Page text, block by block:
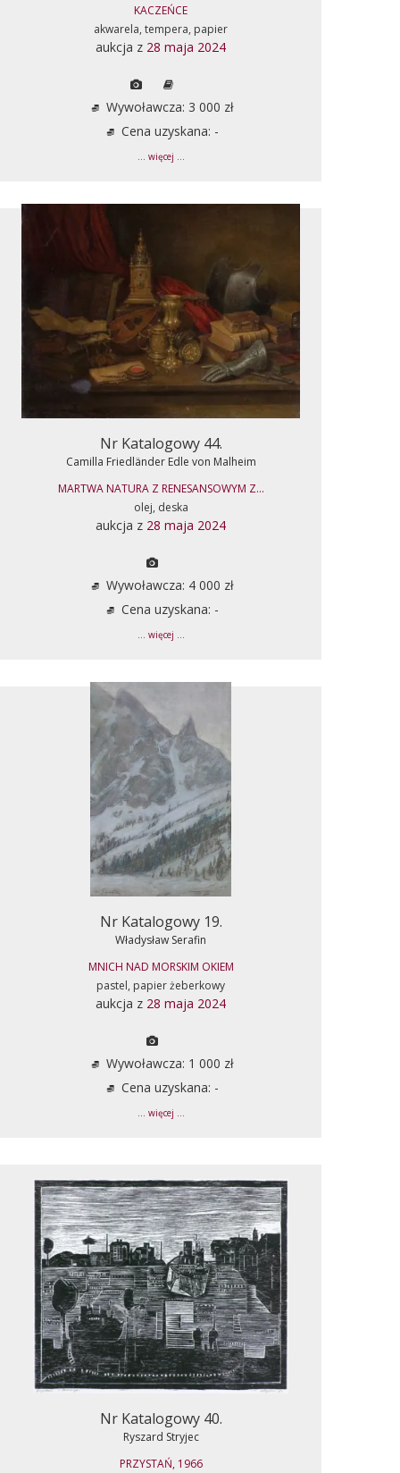
KACZEŃCE
akwarela, tempera, papier
aukcja z 28 maja 2024
Wywoławcza: 3 000 zł
Cena uzyskana: -
... więcej ...
Nr Katalogowy 44.
Camilla Friedländer Edle von Malheim
MARTWA NATURA Z RENESANSOWYM Z...
olej, deska
aukcja z 28 maja 2024
Wywoławcza: 4 000 zł
Cena uzyskana: -
... więcej ...
Nr Katalogowy 19.
Władysław Serafin
MNICH NAD MORSKIM OKIEM
pastel, papier żeberkowy
aukcja z 28 maja 2024
Wywoławcza: 1 000 zł
Cena uzyskana: -
... więcej ...
Nr Katalogowy 40.
Ryszard Stryjec
PRZYSTAŃ, 1966